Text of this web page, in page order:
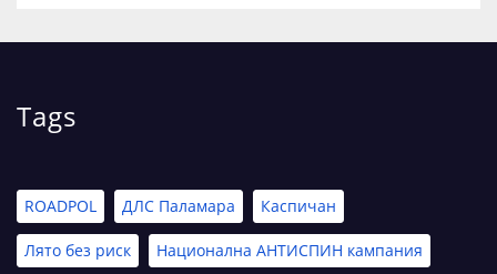
Tags
ROADPOL ДЛС Паламара Каспичан
Лято без риск Национална АНТИСПИН кампания